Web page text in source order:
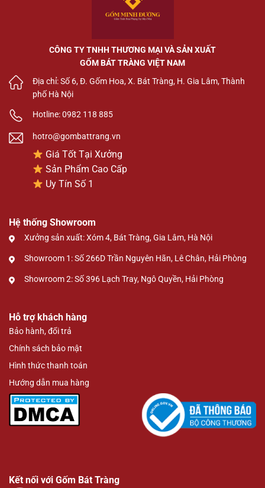
CÔNG TY TNHH THƯƠNG MẠI VÀ SẢN XUẤT
GỐM BÁT TRÀNG VIỆT NAM
Địa chỉ: Số 6, Đ. Gốm Hoa, X. Bát Tràng, H. Gia Lâm, Thành
phố Hà Nội
Hotline: 0982 118 885
hotro@gombattrang.vn
Giá Tốt Tại Xưởng
Sản Phẩm Cao Cấp
Uy Tín Số 1
Hệ thống Showroom
Xưởng sản xuất: Xóm 4, Bát Tràng, Gia Lâm, Hà Nội
Showroom 1: Số 266D Trần Nguyên Hãn, Lê Chân, Hải Phòng
Showroom 2: Số 396 Lạch Tray, Ngô Quyền, Hải Phòng
Hỗ trợ khách hàng
Bảo hành, đổi trả
Chính sách bảo mật
Hình thức thanh toán
Hướng dẫn mua hàng
Kết nối với Gốm Bát Tràng